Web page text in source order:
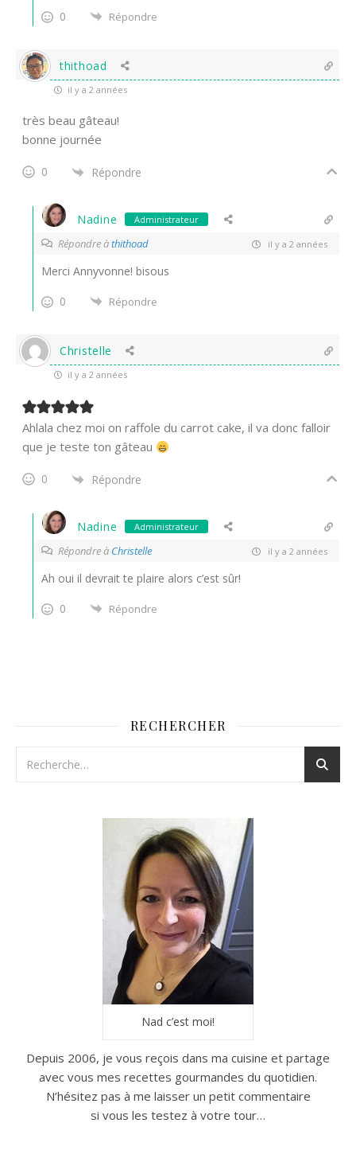
0
Répondre
thithoad
il y a 2 années
très beau gâteau!
bonne journée
0 Répondre
Nadine Administrateur
Répondre àthithoad il y a 2 années
Merci Annyvonne! bisous
0
Répondre
Christelle
il y a 2 années
Ahlala chez moi on raffole du carrot cake, il va donc falloir
que je teste ton gâteau
0 Répondre
Nadine Administrateur
Répondre à Christelle il y a 2 années
Ah oui il devrait te plaire alors c’est sûr!
0
Répondre
RECHERCHER
Nad c’est moi!
Depuis 2006, je vous reçois dans ma cuisine et partage
avec vous mes recettes gourmandes du quotidien.
N’hésitez pas à me laisser un petit commentaire
si vous les testez à votre tour…